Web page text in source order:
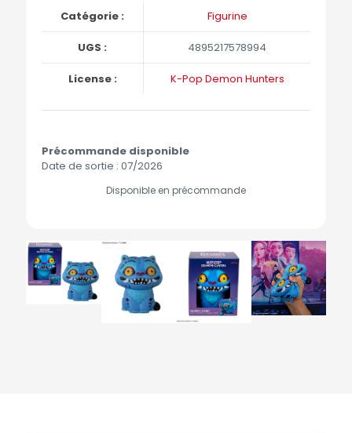
Catégorie : Figurine
UGS : 4895217578994
License : K-Pop Demon Hunters
Précommande disponible
Date de sortie : 07/2026
Disponible en précommande